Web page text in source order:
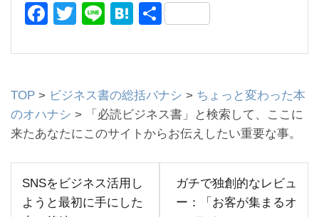
F
c
b
o
k
T
tt
Li
e
H
e
a
共
TOP > ビジネス書の総括バナシ > ちょっと変わった本
のオハナシ >
「必読ビジネス書」と検索して、ここに
来たあなたにこのサイトからお伝えしたい重要な事。
投
稿
SNSをビジネス活用し
ようと最初に手にした
ガチで独創的なレビュ
ー：「お客が集まるオ